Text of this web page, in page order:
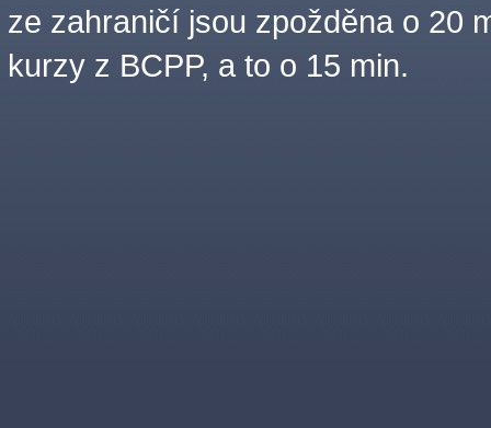
ze zahraničí jsou zpožděna o 20
kurzy z BCPP, a to o 15 min.